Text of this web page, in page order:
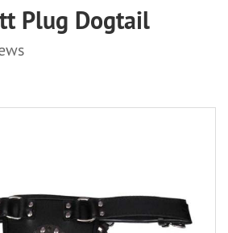
Plug Dogtail